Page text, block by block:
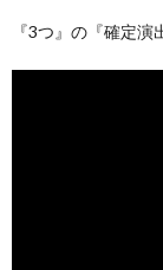
『3つ』の『確定演